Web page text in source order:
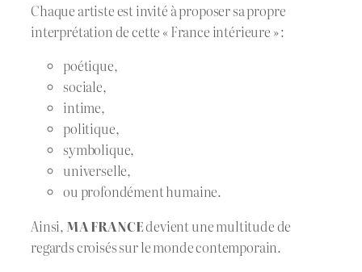
Chaque artiste est invité à proposer sa propre
interprétation de cette « France intérieure » :
poétique,
sociale,
intime,
politique,
symbolique,
universelle,
ou profondément humaine.
Ainsi, MA FRANCEdevient une multitude de
regards croisés sur le monde contemporain.